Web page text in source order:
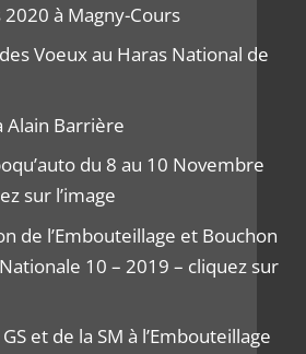
2020 à Magny-Cours
Voeux au Haras National de
Alain Barrière
du 8 au 10 Novembre
sur l’image
de l’Embouteillage et Bouchon
10 – 2019 – cliquez sur
et de la SM à l’Embouteillage